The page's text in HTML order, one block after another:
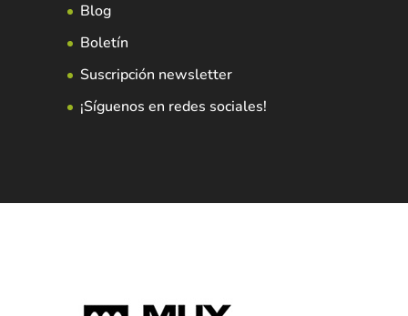
Blog
Boletín
Suscripción newsletter
¡Síguenos en redes sociales!